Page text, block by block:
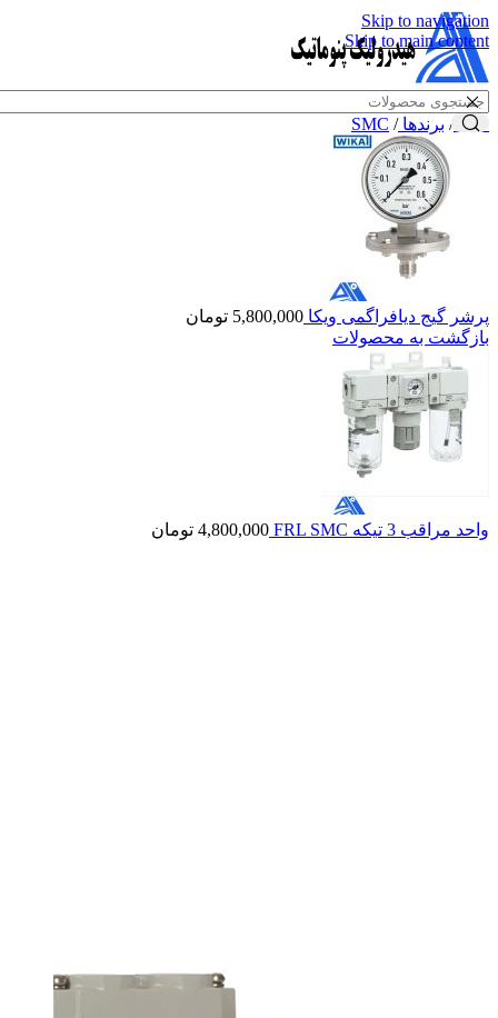
Skip to navigation
Skip to main content
خانه / برندها/
SMC
پرشر گیج دیافراگمی ویکا 5,800,000 تومان
بازگشت به محصولات
واحد مراقب 3 تیکه FRL SMC 4,800,000 تومان